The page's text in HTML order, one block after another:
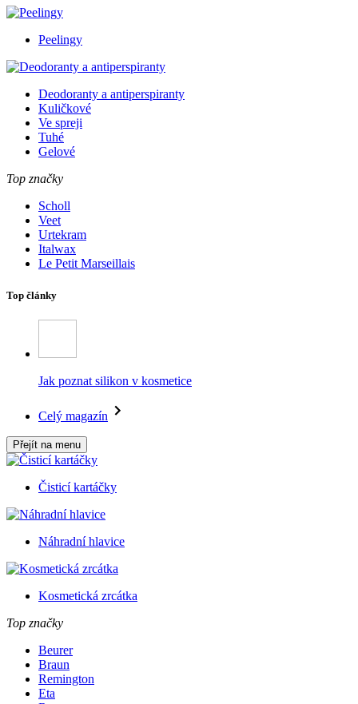
Peelingy
Deodoranty a antiperspiranty
Kuličkové
Ve spreji
Tuhé
Gelové
Top značky
Scholl
Veet
Urtekram
Italwax
Le Petit Marseillais
Top články
Jak poznat silikon v kosmetice
Celý magazín
Přejít na menu
Čisticí kartáčky
Náhradní hlavice
Kosmetická zrcátka
Top značky
Beurer
Braun
Remington
Eta